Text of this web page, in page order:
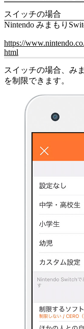
スイッチの場合
Nintendo みまもり
https://
html
スイッチの場合、み
を制限できます。